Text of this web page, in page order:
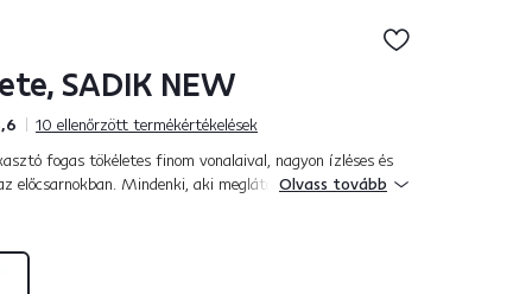
SADIK NEW
10 ellenőrzött termékértékelések
fogas tökéletes finom vonalaival, nagyon ízléses és
előcsarnokban. Mindenki, aki meglátogatja, azonnal
Olvass tovább